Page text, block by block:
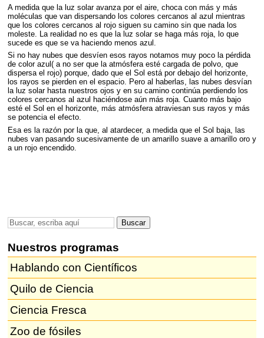
A medida que la luz solar avanza por el aire, choca con más y más
moléculas que van dispersando los colores cercanos al azul mientras
que los colores cercanos al rojo siguen su camino sin que nada los
moleste. La realidad no es que la luz solar se haga más roja, lo que
sucede es que se va haciendo menos azul.
Si no hay nubes que desvíen esos rayos notamos muy poco la pérdida
de color azul( a no ser que la atmósfera esté cargada de polvo, que
dispersa el rojo) porque, dado que el Sol está por debajo del horizonte,
los rayos se pierden en el espacio. Pero al haberlas, las nubes desvían
la luz solar hasta nuestros ojos y en su camino continúa perdiendo los
colores cercanos al azul haciéndose aún más roja. Cuanto más bajo
esté el Sol en el horizonte, más atmósfera atraviesan sus rayos y más
se potencia el efecto.
Esa es la razón por la que, al atardecer, a medida que el Sol baja, las
nubes van pasando sucesivamente de un amarillo suave a amarillo oro y
a un rojo encendido.
Nuestros programas
Hablando con Científicos
Quilo de Ciencia
Ciencia Fresca
Zoo de fósiles